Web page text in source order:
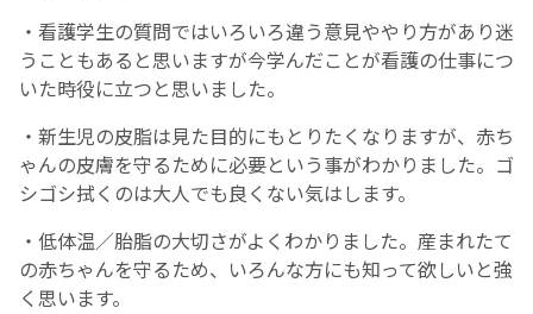
・看護学生の質問ではいろいろ違う意見ややり方があり迷
うこともあると思いますが今学んだことが看護の仕事につ
いた時役に立つと思いました。
・新生児の皮脂は見た目的にもとりたくなりますが、赤ち
ゃんの皮膚を守るために必要という事がわかりました。ゴ
シゴシ拭くのは大人でも良くない気はします。
・低体温／胎脂の大切さがよくわかりました。産まれたて
の赤ちゃんを守るため、いろんな方にも知って欲しいと強
く思います。